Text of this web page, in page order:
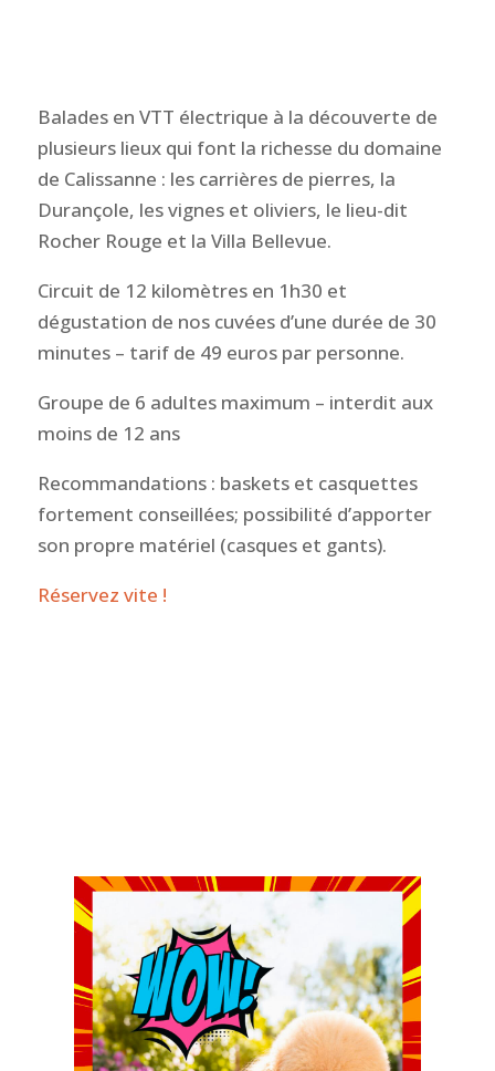
Balades en VTT électrique à la découverte de
plusieurs lieux qui font la richesse du domaine
de Calissanne : les carrières de pierres, la
Durançole, les vignes et oliviers, le lieu-dit
Rocher Rouge et la Villa Bellevue.
Circuit de 12 kilomètres en 1h30 et
dégustation de nos cuvées d’une durée de 30
minutes – tarif de 49 euros par personne.
Groupe de 6 adultes maximum – interdit aux
moins de 12 ans
Recommandations : baskets et casquettes
fortement conseillées; possibilité d’apporter
son propre matériel (casques et gants).
Réservez vite !